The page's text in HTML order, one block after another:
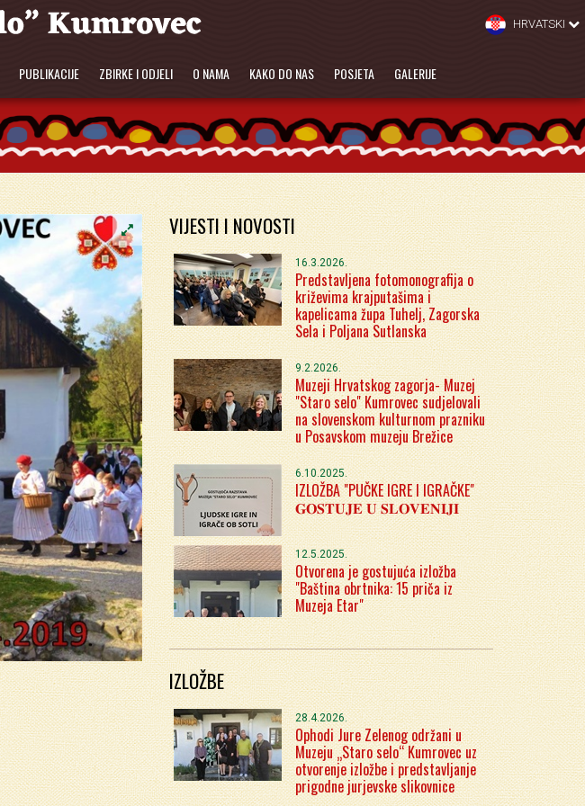
PUBLIKACIJE ZBIRKE I ODJELI O NAMA KAKO DO NAS POSJETA GALERIJE
HRVATSKI
VIJESTI I NOVOSTI
16.3.2026.
Predstavljena fotomonografija o
križevima krajputašima i
kapelicama župa Tuhelj, Zagorska
Sela i Poljana Sutlanska
9.2.2026.
Muzeji Hrvatskog zagorja- Muzej
"Staro selo" Kumrovec sudjelovali
na slovenskom kulturnom prazniku
u Posavskom muzeju Brežice
6.10.2025.
IZLOŽBA "PUČKE IGRE I IGRAČKE"
𝐆𝐎𝐒𝐓𝐔𝐉𝐄 𝐔 𝐒𝐋𝐎𝐕𝐄𝐍𝐈𝐉𝐈
12.5.2025.
Otvorena je gostujuća izložba
"Baština obrtnika: 15 priča iz
Muzeja Etar"
IZLOŽBE
28.4.2026.
Ophodi Jure Zelenog održani u
Muzeju „Staro selo“ Kumrovec uz
otvorenje izložbe i predstavljanje
prigodne jurjevske slikovnice